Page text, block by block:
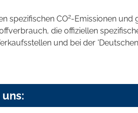
spezifischen CO2-Emissionen und
die offiziellen
und bei der